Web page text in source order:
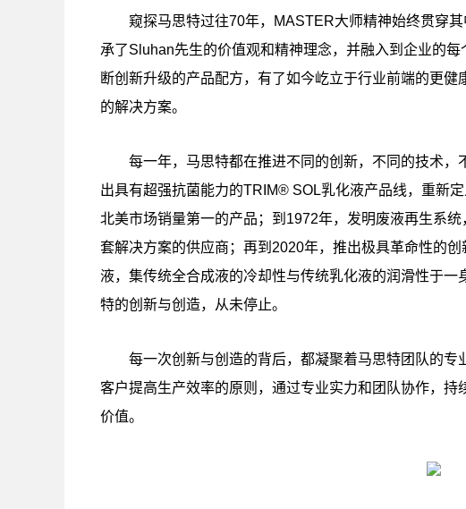
窥探马思特过往70年，MASTER大师精神始终贯穿
承了Sluhan先生的价值观和精神理念，并融入到企业的
断创新升级的产品配方，有了如今屹立于行业前端的更
的解决方案。
每一年，马思特都在推进不同的创新，不同的技术
出具有超强抗菌能力的TRIM® SOL乳化液产品线，重新
北美市场销量第一的产品；到1972年，发明废液再生系
套解决方案的供应商；再到2020年，推出极具革命性的
液，集传统全合成液的冷却性与传统乳化液的润滑性于
特的创新与创造，从未停止。
每一次创新与创造的背后，都凝聚着马思特团队的
客户提高生产效率的原则，通过专业实力和团队协作，
价值。